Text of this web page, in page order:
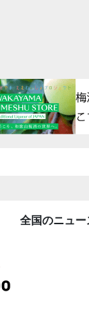
全国のニュー